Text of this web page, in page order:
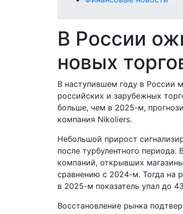
В России
новых
В наступившем году в России
российских и зарубежных
больше, чем в 2025-м,
компания Nikoliers.
Небольшой прирост
после турбулентного
компаний, открывших
сравнению с 2024-м. Тогда на
в 2025-м показатель упал до
Восстановление рынка